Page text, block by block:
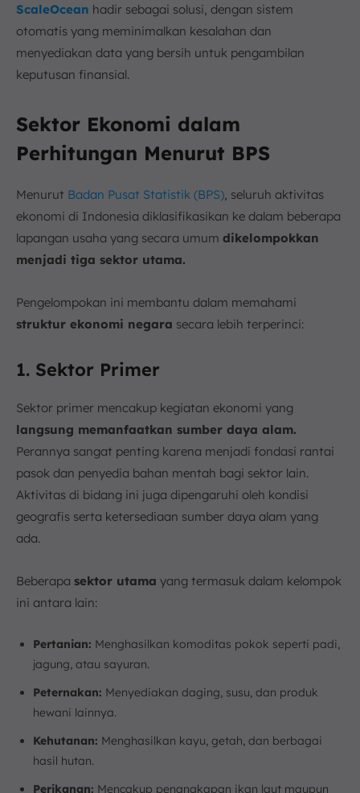
ScaleOcean hadir sebagai solusi, dengan sistem
otomatis yang meminimalkan kesalahan dan
menyediakan data yang bersih untuk pengambilan
keputusan finansial.
Sektor Ekonomi dalam
Perhitungan Menurut BPS
Menurut Badan Pusat Statistik (BPS) , seluruh aktivitas
ekonomi di Indonesia diklasifikasikan ke dalam beberapa
lapangan usaha yang secara umum dikelompokkan
menjadi tiga sektor utama.
Pengelompokan ini membantu dalam memahami
struktur ekonomi negara secara lebih terperinci:
1. Sektor Primer
Sektor primer mencakup kegiatan ekonomi yang
langsung memanfaatkan sumber daya alam.
Perannya sangat penting karena menjadi fondasi rantai
pasok dan penyedia bahan mentah bagi sektor lain.
Aktivitas di bidang ini juga dipengaruhi oleh kondisi
geografis serta ketersediaan sumber daya alam yang
ada.
Beberapa sektor utama yang termasuk dalam kelompok
ini antara lain:
Pertanian: Menghasilkan komoditas pokok seperti padi,
jagung, atau sayuran.
Peternakan: Menyediakan daging, susu, dan produk
hewani lainnya.
Kehutanan: Menghasilkan kayu, getah, dan berbagai
hasil hutan.
Perikanan: Mencakup penangkapan ikan laut maupun